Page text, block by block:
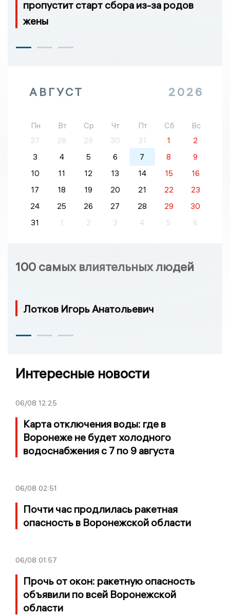
пропустит старт сбора из-за родов
жены
АВГУСТ 2026
Пн Вт Ср Чт Пт Сб
Вс
27
28 29 30 31 1
2
3
4 5 6 7 8
9
10
11 12 13 14 15
16
17
18 19 20 21 22
23
24
25 26 27 28 29
30
31
1 2 3 4 5 6
100 самых влиятельных людей
Лотков Игорь Анатольевич
Интересные новости
06/08 12:25
Карта отключения воды: где в
Воронеже не будет холодного
водоснабжения с 7 по 9 августа
06/08 02:51
Почти час продлилась ракетная
опасность в Воронежской области
06/08 01:57
Прочь от окон: ракетную опасность
объявили по всей Воронежской
области